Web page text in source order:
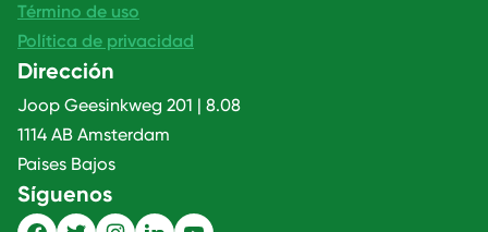
Término de uso
Política de privacidad
Dirección
Joop Geesinkweg 201 | 8.08
1114 AB Amsterdam
Paises Bajos
Síguenos